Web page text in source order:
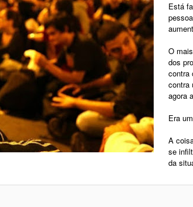
Está
O
dos
contra
contra
agora
Era
A
se
da